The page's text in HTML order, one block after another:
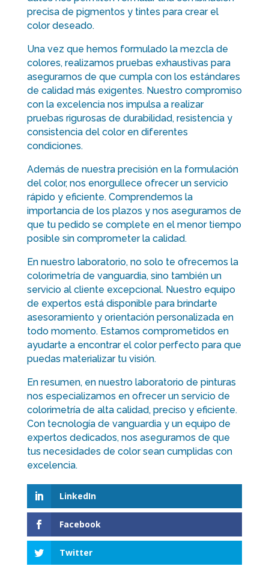
precisa de pigmentos y tintes para crear el
color deseado.
Una vez que hemos formulado la mezcla de
colores, realizamos pruebas exhaustivas para
asegurarnos de que cumpla con los estándares
de calidad más exigentes. Nuestro compromiso
con la excelencia nos impulsa a realizar
pruebas rigurosas de durabilidad, resistencia y
consistencia del color en diferentes
condiciones.
Además de nuestra precisión en la formulación
del color, nos enorgullece ofrecer un servicio
rápido y eficiente. Comprendemos la
importancia de los plazos y nos aseguramos de
que tu pedido se complete en el menor tiempo
posible sin comprometer la calidad.
En nuestro laboratorio, no solo te ofrecemos la
colorimetría de vanguardia, sino también un
servicio al cliente excepcional. Nuestro equipo
de expertos está disponible para brindarte
asesoramiento y orientación personalizada en
todo momento. Estamos comprometidos en
ayudarte a encontrar el color perfecto para que
puedas materializar tu visión.
En resumen, en nuestro laboratorio de pinturas
nos especializamos en ofrecer un servicio de
colorimetría de alta calidad, preciso y eficiente.
Con tecnología de vanguardia y un equipo de
expertos dedicados, nos aseguramos de que
tus necesidades de color sean cumplidas con
excelencia.
LinkedIn
Facebook
Twitter